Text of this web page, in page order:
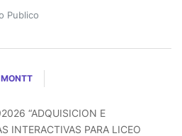
Publico
“ADQUISICION E
INTERACTIVAS PARA LICEO